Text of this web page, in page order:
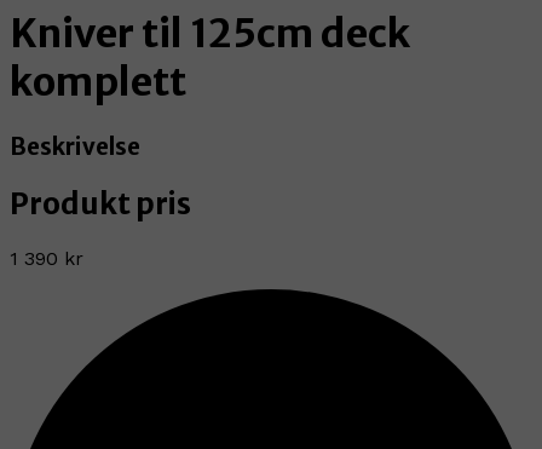
Kniver til 125cm deck
komplett
Beskrivelse
Produkt pris
1 390 kr